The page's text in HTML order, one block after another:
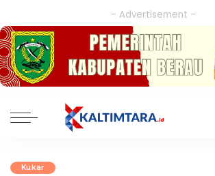
– Advertisement –
Kukar